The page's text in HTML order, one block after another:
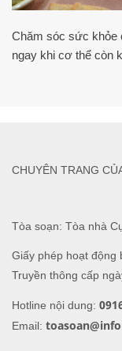
Chăm sóc sức khỏe
ngay khi cơ thể còn
Tòa soạn: Tòa nhà
Giấy phép hoạt động
Truyền thông cấp
Hotline nội dung:
Email:
CHUYÊN TRANG